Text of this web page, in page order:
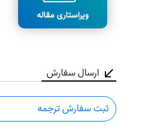
ویراستاری مقاله
ارسال سفارش
ثبت سفارش ترجمه